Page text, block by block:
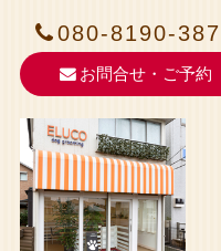
080-8190-
お問合せ・ご予約